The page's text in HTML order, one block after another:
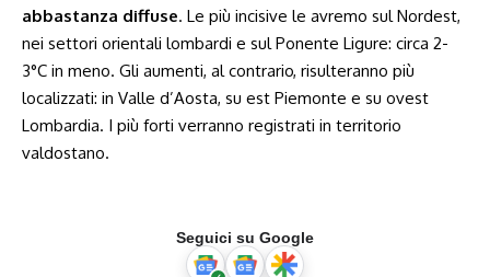
abbastanza diffuse. Le più incisive le avremo sul Nordest,
nei settori orientali lombardi e sul Ponente Ligure: circa 2-
3°C in meno. Gli aumenti, al contrario, risulteranno più
localizzati: in Valle d’Aosta, su est Piemonte e su ovest
Lombardia. I più forti verranno registrati in territorio
valdostano.
Seguici su Google